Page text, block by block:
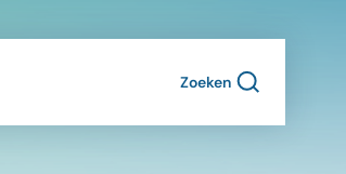
Zoeken